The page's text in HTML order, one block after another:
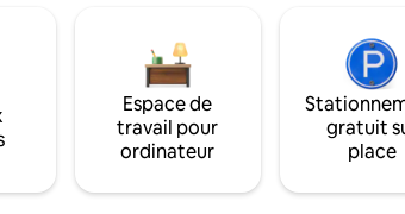
Espace de
travail pour
ordinateur
gratuit
place